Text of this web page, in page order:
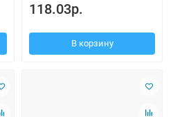
118.03р.
В корзину